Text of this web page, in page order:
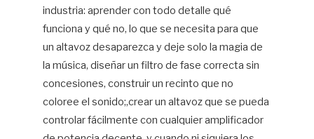
industria: aprender con todo detalle qué
funciona y qué no, lo que se necesita para que
un altavoz desaparezca y deje solo la magia de
la música, diseñar un filtro de fase correcta sin
concesiones, construir un recinto que no
coloree el sonido;,crear un altavoz que se pueda
controlar fácilmente con cualquier amplificador